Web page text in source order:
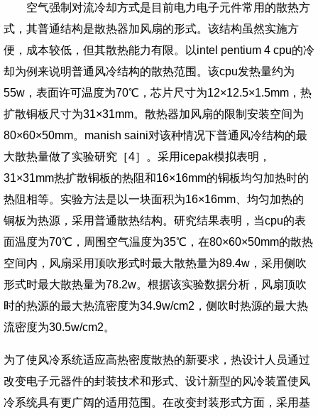
空气强制对流冷却方式是目前电力电子元件常用的散热方
式，其普通结构是散热器加风扇的形式。该结构虽然实施方
便，成本较低，但其散热能力有限。以intel pentium 4 cpu的冷
却为例来说明普通风冷结构的散热范围。该cpu发热量约为
55w ，表面许可温度为70℃，芯片尺寸为12×12.5×1.5mm ，热
扩散铜板尺寸为31×31mm。散热器加风扇的限制安装空间为
80×60×50mm。 manish saini对该种情况下普通风冷结构的最
大散热量做了实验研究［4］。采用 icepak模拟表明，
31×31mm热扩散铜板的热阻和16×16mm的铜板均匀加热时的
热阻相等。实验方法是以一块面积为16×16mm 、均匀加热的
铜板为热源，采用普通散热结构。研究结果表明，当cpu的表
面温度为70℃，周围空气温度为35℃，在80×60×50mm的散热
空间内，风扇采用顶吹形式时最大散热量为89.4w ，采用侧吹
形式时最大散热量为78.2w。根据该实验数据分析，风扇顶吹
时的热源的最大热流密度为34.9w/cm2 ，侧吹时热源的最大热
流密度为30.5w/cm2。
为了使风冷系统适应高热密度散热的新要求，热设计人员通过
改变电子元器件的封装技术和形式、设计新型的风冷装置使风
冷系统具有更广阔的适用范围。在改变封装形式方面，采用基